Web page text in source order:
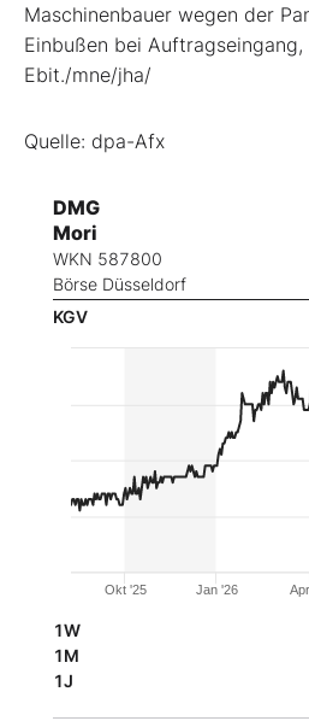
Maschinenbauer wegen der
Einbußen bei Auftragseingang,
Ebit./mne/jha/
Quelle: dpa-Afx
DMG
Mori
WKN 587800
Börse Düsseldorf
KGV
Okt '25 Jan '26
1W
1M
1J